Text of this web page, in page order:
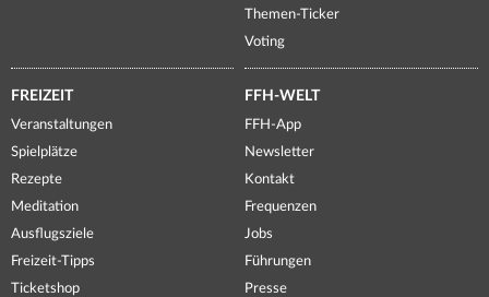
Themen-Ticker
Voting
FREIZEIT
Veranstaltungen
Spielplätze
Rezepte
Meditation
Ausflugsziele
Freizeit-Tipps
Ticketshop
FFH-WELT
FFH-App
Newsletter
Kontakt
Frequenzen
Jobs
Führungen
Presse